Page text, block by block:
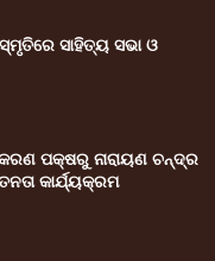
ସାହିତ୍ୟ ସଭା ଓ
ପକ୍ଷରୁ ନାରାୟଣ ଚନ୍ଦ୍ର
କାର୍ଯ୍ୟକ୍ରମ